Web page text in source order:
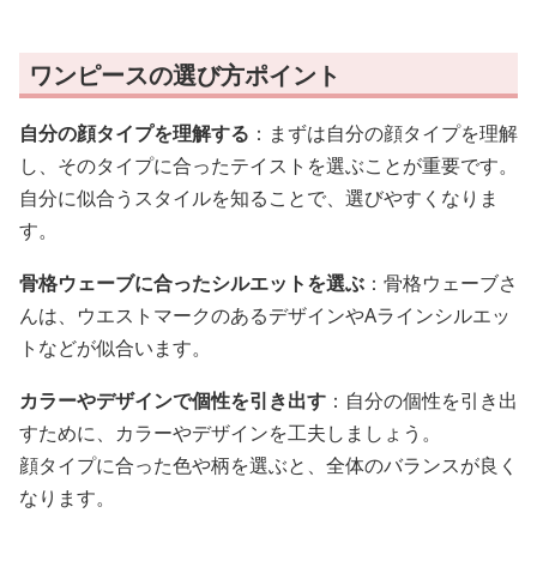
ワンピースの選び方ポイント
自分の顔タイプを理解する ：まずは自分の顔タイプを理解
し、そのタイプに合ったテイストを選ぶことが重要です。
自分に似合うスタイルを知ることで、選びやすくなりま
す。
骨格ウェーブに合ったシルエットを選ぶ ：骨格ウェーブさ
んは、ウエストマークのあるデザインやAラインシルエッ
トなどが似合います。
カラーやデザインで個性を引き出す ：自分の個性を引き出
すために、カラーやデザインを工夫しましょう。
顔タイプに合った色や柄を選ぶと、全体のバランスが良く
なります。